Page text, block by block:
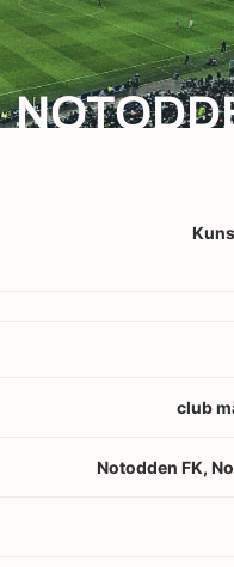
club
Notodden FK,